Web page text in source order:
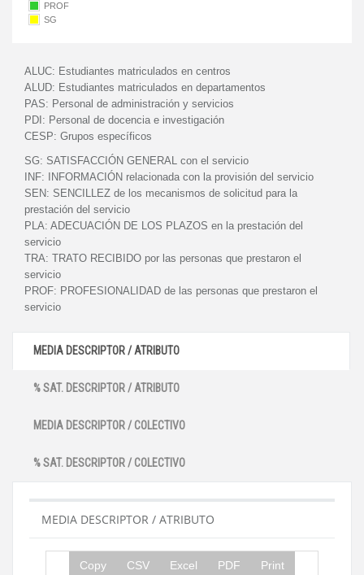
PROF
SG
ALUC: Estudiantes matriculados en centros
ALUD: Estudiantes matriculados en departamentos
PAS: Personal de administración y servicios
PDI: Personal de docencia e investigación
CESP: Grupos específicos
SG: SATISFACCIÓN GENERAL con el servicio
INF:
INFORMACIÓN relacionada con la provisión del servicio
SEN: SENCILLEZ de los mecanismos de solicitud para la
prestación del servicio
PLA: ADECUACIÓN DE LOS PLAZOS en la prestación del
servicio
TRA: TRATO RECIBIDO por las personas que prestaron el
servicio
PROF: PROFESIONALIDAD de las personas que prestaron el
servicio
MEDIA DESCRIPTOR / ATRIBUTO
% SAT. DESCRIPTOR / ATRIBUTO
MEDIA DESCRIPTOR / COLECTIVO
% SAT. DESCRIPTOR / COLECTIVO
MEDIA DESCRIPTOR / ATRIBUTO
Copy CSV Excel PDF Print